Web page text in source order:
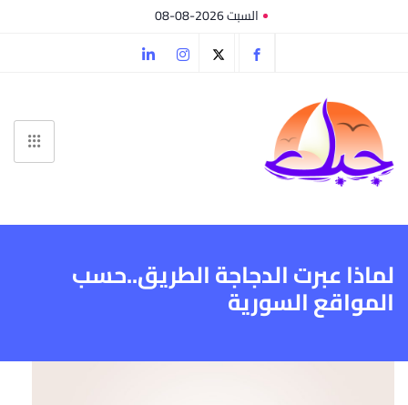
السبت 2026-08-08
لماذا عبرت الدجاجة الطريق..حسب
المواقع السورية